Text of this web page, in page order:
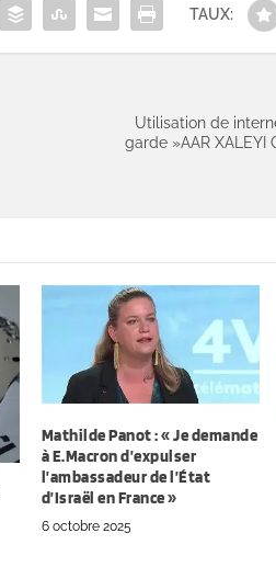
TAUX:
Utilisation de
garde »AAR XALEYI
Mathilde Panot : « Je demande
à E.Macron d’expulser
l’ambassadeur de l’État
d’Israël en France »
6 octobre 2025